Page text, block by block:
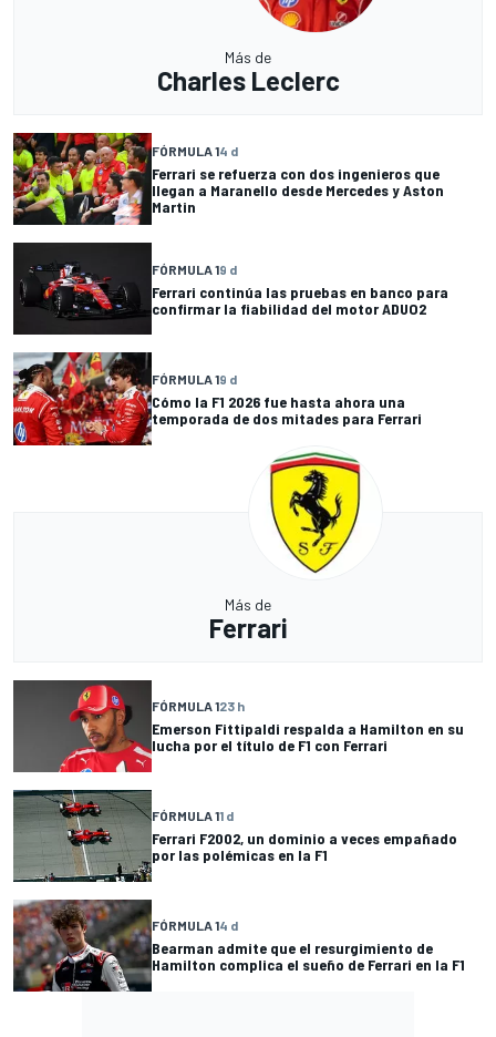
Más de
Charles Leclerc
FÓRMULA 14 d
Ferrari se refuerza con dos ingenieros que
llegan a Maranello desde Mercedes y Aston
Martin
FÓRMULA 19 d
Ferrari continúa las pruebas en banco para
confirmar la fiabilidad del motor ADUO2
FÓRMULA 19 d
Cómo la F1 2026 fue hasta ahora una
temporada de dos mitades para Ferrari
Más de
Ferrari
FÓRMULA 123 h
Emerson Fittipaldi respalda a Hamilton en su
lucha por el título de F1 con Ferrari
FÓRMULA 11 d
Ferrari F2002, un dominio a veces empañado
por las polémicas en la F1
FÓRMULA 14 d
Bearman admite que el resurgimiento de
Hamilton complica el sueño de Ferrari en la F1